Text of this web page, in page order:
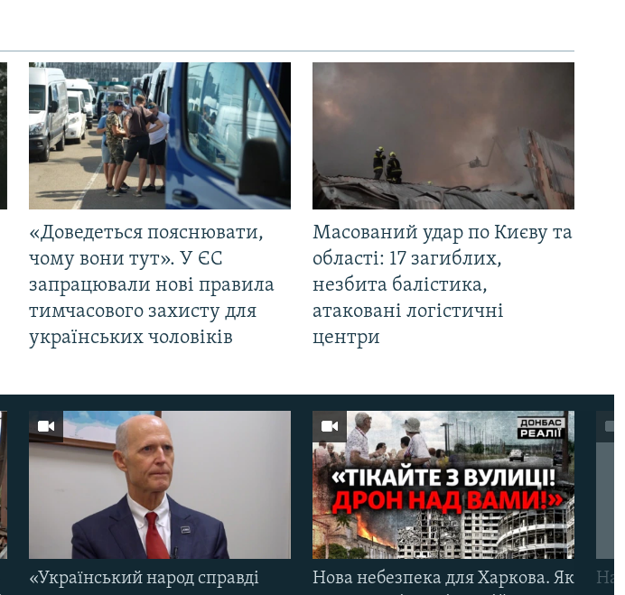
«Доведеться пояснювати,
чому вони тут». У ЄС
запрацювали нові правила
тимчасового захисту для
українських чоловіків
Масований удар по Києву та
області: 17 загиблих,
незбита балістика,
атаковані логістичні
центри
«Український народ справді
Нова небезпека для Харкова. Як